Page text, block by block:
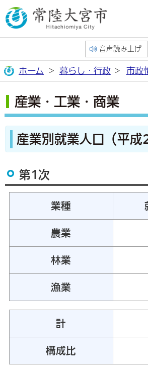
音声読み上げ
ホーム 暮らし・行政 市政
産業・工業・商業
産業別就業人口（平成
第1次
業種
農業
林業
漁業
計
構成比